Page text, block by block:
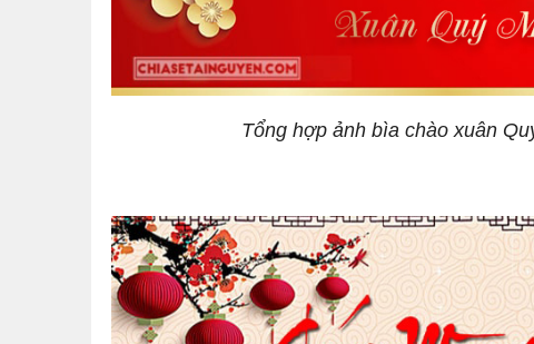
Tổng hợp ảnh bìa chào xuân